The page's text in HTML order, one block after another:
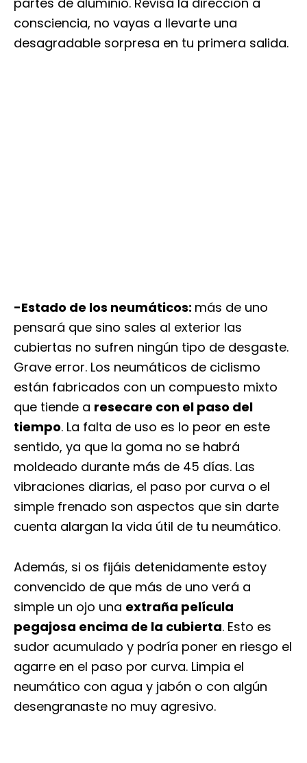
consciencia, no vayas a llevarte una
desagradable sorpresa en tu primera salida.
-Estado de los neumáticos: más de uno
pensará que sino sales al exterior las
cubiertas no sufren ningún tipo de desgaste.
Grave error. Los neumáticos de ciclismo
están fabricados con un compuesto mixto
que tiende a resecare con el paso del
tiempo. La falta de uso es lo peor en este
sentido, ya que la goma no se habrá
moldeado durante más de 45 días. Las
vibraciones diarias, el paso por curva o el
simple frenado son aspectos que sin darte
cuenta alargan la vida útil de tu neumático.
Además, si os fijáis detenidamente estoy
convencido de que más de uno verá a
simple un ojo una extraña película
pegajosa encima de la cubierta. Esto es
sudor acumulado y podría poner en riesgo el
agarre en el paso por curva. Limpia el
neumático con agua y jabón o con algún
desengranaste no muy agresivo.